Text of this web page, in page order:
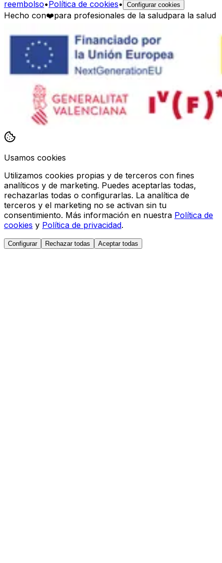
reembolso•Política de cookies• Configurar cookies
Hecho con❤️para profesionales de la saludpara la salud
Usamos cookies
Utilizamos cookies propias y de terceros con fines
analíticos y de marketing. Puedes aceptarlas todas,
rechazarlas todas o configurarlas. La analítica de
terceros y el marketing no se activan sin tu
consentimiento. Más información en nuestra Política de
cookies y Política de privacidad.
Configurar Rechazar todas Aceptar todas